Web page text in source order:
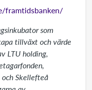
framtidsbanken/
som
tillväxt och värde
LTU holding,
Skellefteå